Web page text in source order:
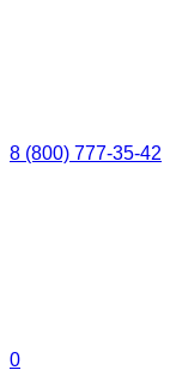
8 (800) 777-35-42
0